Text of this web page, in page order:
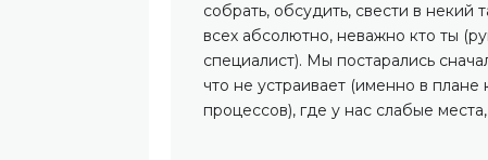
собрать, обсудить, свести в
всех абсолютно, неважно кто ты
специалист). Мы постарались
что не устраивает (именно в
процессов), где у нас слабые